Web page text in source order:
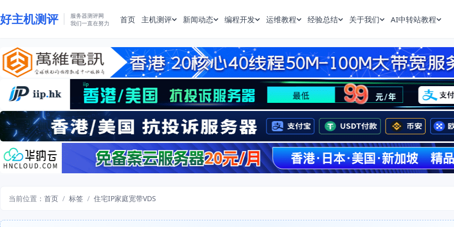
好主机测评
服务器测评网
我们一直在努力
首页 主机测评 新闻动态 编程开发 运维教程 经验总结 关于我们 AI中转站教程
当前位置： 首页 / 标签 / 住宅IP家庭宽带VDS